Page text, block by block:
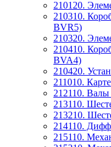
210120.
210310.
BVR5)
210320.
210410.
BVA4)
210420.
211010.
212110. Валы
213110.
213210.
214110.
215110.